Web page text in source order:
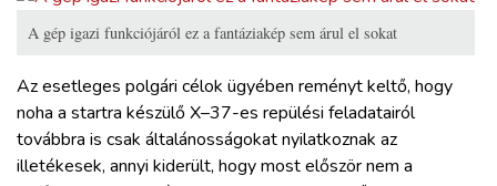
A gép igazi funkciójáról ez a fantáziakép sem árul el sokat
Az esetleges polgári célok ügyében reményt keltő, hogy
noha a startra készülő X–37-es repülési feladatairól
továbbra is csak általánosságokat nyilatkoznak az
illetékesek, annyi kiderült, hogy most először nem a